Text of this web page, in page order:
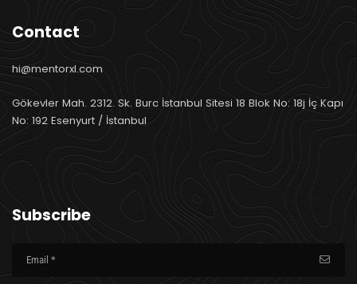
Contact
hi@mentorxl.com
Gökevler Mah. 2312. Sk. Burc İstanbul Sitesi 18 Blok No: 18j İç Kapı
No: 192 Esenyurt / İstanbul
Subscribe